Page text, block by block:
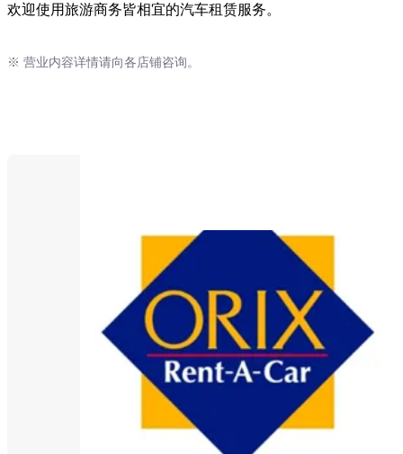
欢迎使用旅游商务皆相宜的汽车租赁服务。
※ 营业内容详情请向各店铺咨询。